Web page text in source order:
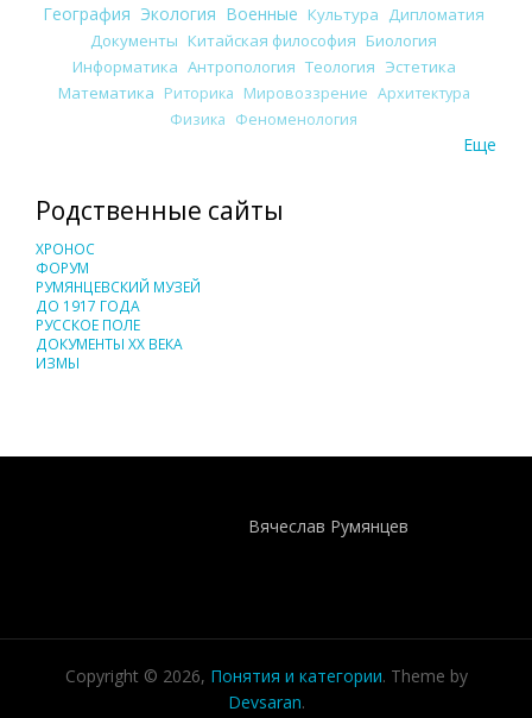
География Экология Военные Культура
Дипломатия
Документы Китайская философия Биология
Информатика Антропология Теология Эстетика
Математика Риторика Мировоззрение Архитектура
Физика Феноменология
Еще
Родственные сайты
ХРОНОС
ФОРУМ
РУМЯНЦЕВСКИЙ МУЗЕЙ
ДО 1917 ГОДА
РУССКОЕ ПОЛЕ
ДОКУМЕНТЫ XX ВЕКА
ИЗМЫ
Вячеслав Румянцев
Copyright © 2026, Понятия и категории. Theme by
Devsaran.